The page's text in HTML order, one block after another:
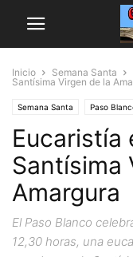
Inicio Semana Santa
Santísima Virgen de la
Semana Santa Paso
Eucaristía
Santísima
Amargura
El Paso Blanco
12,30 horas, una